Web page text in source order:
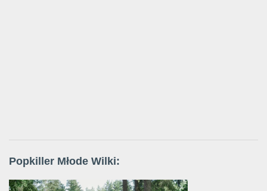
Popkiller Młode Wilki: